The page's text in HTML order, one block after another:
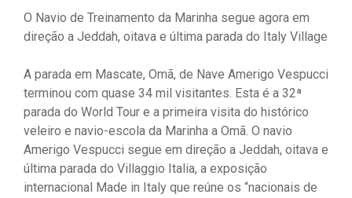
O Navio de Treinamento da Marinha segue agora em
direção a Jeddah, oitava e última parada do Italy Village
A parada em Mascate, Omã, de Nave Amerigo Vespucci
terminou com quase 34 mil visitantes. Esta é a 32ª
parada do World Tour e a primeira visita do histórico
veleiro e navio-escola da Marinha a Omã. O navio
Amerigo Vespucci segue em direção a Jeddah, oitava e
última parada do Villaggio Italia, a exposição
internacional Made in Italy que reúne os “nacionais de